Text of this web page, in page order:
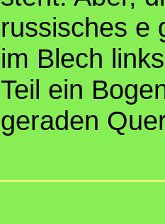
russisches e
im Blech
Teil ein
geraden